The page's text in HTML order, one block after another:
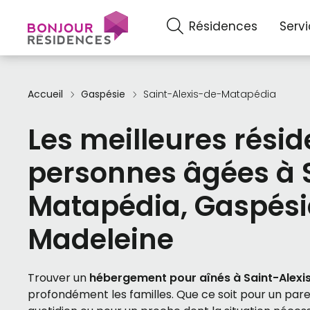
Résidences
Accueil Gaspésie Saint-Alexis-de-Matapédia
Les meilleures
personnes âgées
Matapédia,
Madeleine
Trouver un hébergement pour aînés à Saint-
profondément les familles. Que ce soit pour un